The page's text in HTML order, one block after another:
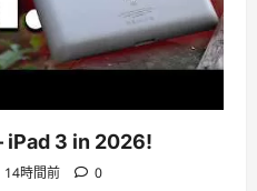
iPad 3 in 2026!
14時間前 0